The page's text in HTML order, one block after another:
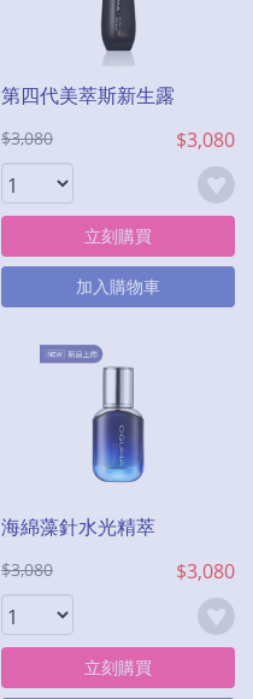
第四代美萃斯新生露
$3,080 $3,080
立刻購買
加入購物車
海綿藻針水光精萃
$3,080 $3,080
立刻購買